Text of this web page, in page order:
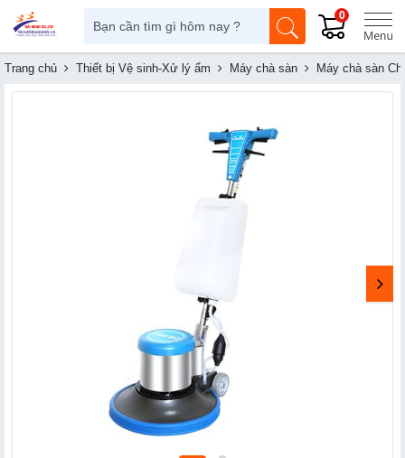
0
Trang chủ Thiết bị Vệ sinh-Xử lý ẩm Máy chà sàn Máy chà sàn